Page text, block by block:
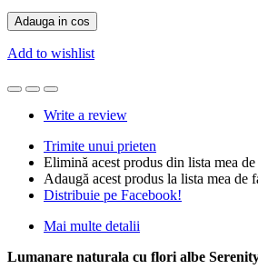
Adauga in cos
Add to wishlist
Write a review
Trimite unui prieten
Elimină acest produs din lista mea
Adaugă acest produs la lista mea de
Distribuie pe Facebook!
Mai multe detalii
Lumanare naturala cu flori albe